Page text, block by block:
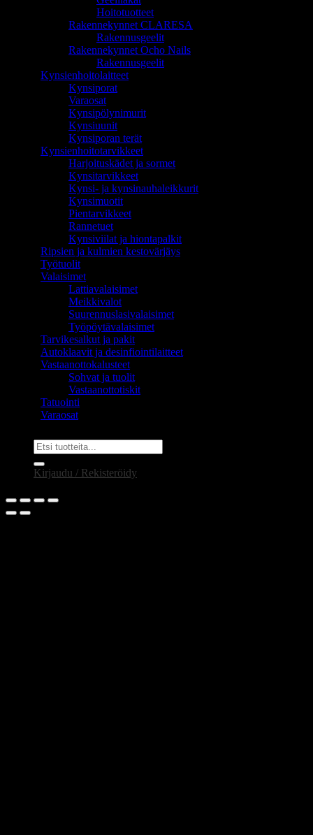
Hoitotuotteet
Rakennekynnet CLARESA
Rakennusgeelit
Rakennekynnet Ocho Nails
Rakennusgeelit
Kynsienhoitolaitteet
Kynsiporat
Varaosat
Kynsipölynimurit
Kynsiuunit
Kynsiporan terät
Kynsienhoitotarvikkeet
Harjoituskädet ja sormet
Kynsitarvikkeet
Kynsi- ja kynsinauhaleikkurit
Kynsimuotit
Pientarvikkeet
Rannetuet
Kynsiviilat ja hiontapalkit
Ripsien ja kulmien kestovärjäys
Työtuolit
Valaisimet
Lattiavalaisimet
Meikkivalot
Suurennuslasivalaisimet
Työpöytävalaisimet
Tarvikesalkut ja pakit
Autoklaavit ja desinfiointilaitteet
Vastaanottokalusteet
Sohvat ja tuolit
Vastaanottotiskit
Tatuointi
Varaosat
Etsi:
Kirjaudu / Rekisteröidy